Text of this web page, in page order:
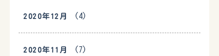
2020年12月 (4)
2020年11月 (7)